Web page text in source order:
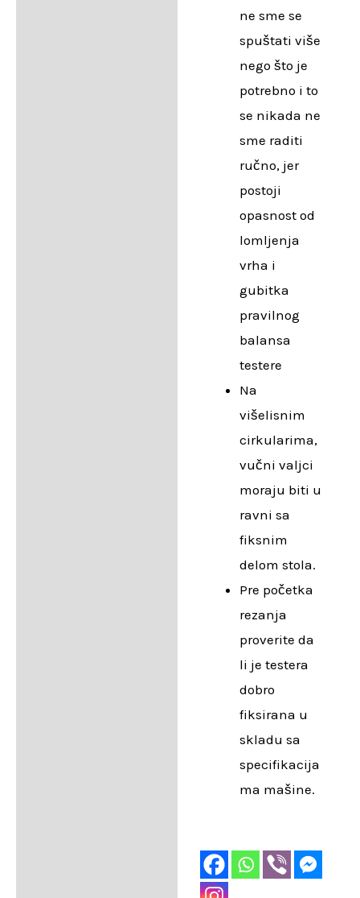
ne sme se
spuštati više
nego što je
potrebno i to
se nikada ne
sme raditi
ručno, jer
postoji
opasnost od
lomljenja
vrha i
gubitka
pravilnog
balansa
testere
Na
višelisnim
cirkularima,
vučni valjci
moraju biti u
ravni sa
fiksnim
delom stola.
Pre početka
rezanja
proverite da
li je testera
dobro
fiksirana u
skladu sa
specifikacija
ma mašine.